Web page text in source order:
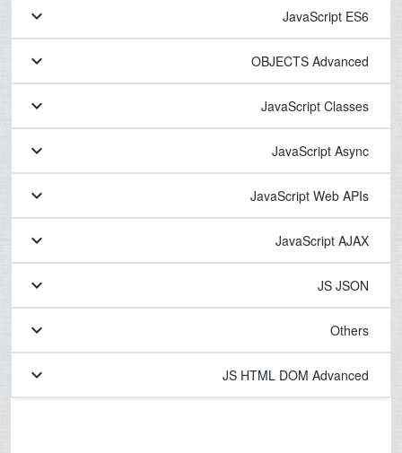
JavaScript ES6
keyboard_arrow_down
OBJECTS Advanced
keyboard_arrow_down
JavaScript Classes
keyboard_arrow_down
JavaScript Async
keyboard_arrow_down
JavaScript Web APIs
keyboard_arrow_down
JavaScript AJAX
keyboard_arrow_down
JS JSON
keyboard_arrow_down
Others
keyboard_arrow_down
JS HTML DOM Advanced
keyboard_arrow_down